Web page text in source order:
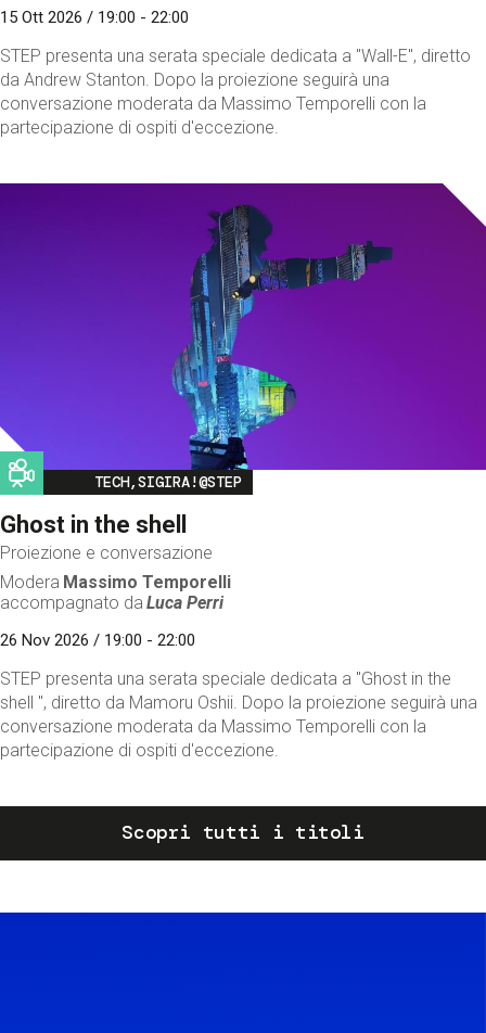
15 Ott 2026 / 19:00 - 22:00
STEP presenta una serata speciale dedicata a "Wall-E", diretto
da Andrew Stanton. Dopo la proiezione seguirà una
conversazione moderata da Massimo Temporelli con la
partecipazione di ospiti d'eccezione.
Image
TECH,SIGIRA!@STEP
Ghost in the shell
Proiezione e conversazione
Modera Massimo Temporelli
accompagnato da Luca Perri
26 Nov 2026 / 19:00 - 22:00
STEP presenta una serata speciale dedicata a "Ghost in the
shell ", diretto da Mamoru Oshii. Dopo la proiezione seguirà una
conversazione moderata da Massimo Temporelli con la
partecipazione di ospiti d'eccezione.
Scopri tutti i titoli